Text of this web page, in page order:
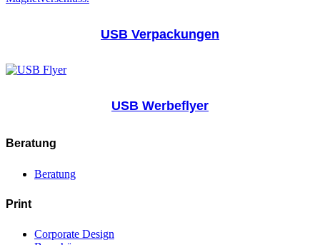
USB Verpackungen
USB Werbeflyer
Beratung
Beratung
Print
Corporate Design